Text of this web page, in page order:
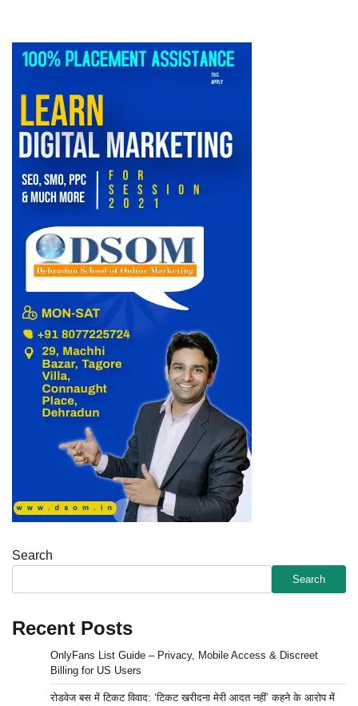
Search
Search
Recent Posts
OnlyFans List Guide – Privacy, Mobile Access & Discreet
Billing for US Users
रोडवेज बस में टिकट विवाद: ‘टिकट खरीदना मेरी आदत नहीं’ कहने के आरोप में